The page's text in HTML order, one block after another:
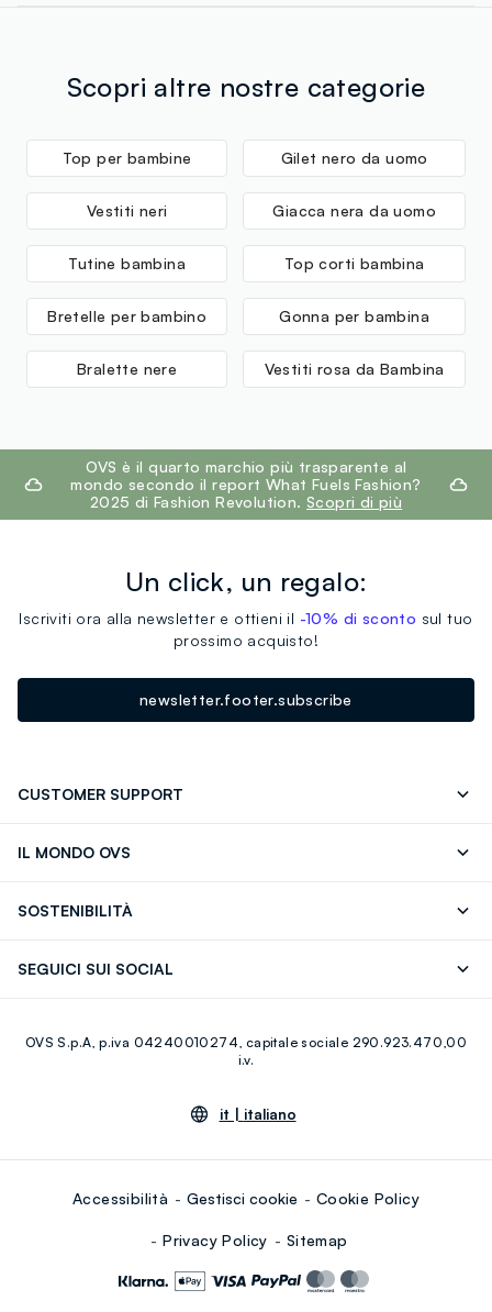
tuoi prodotti in negozio, il servizio è sempre gratuito.
Scopri altre nostre categorie
Top per bambine Gilet nero da uomo
Vestiti neri Giacca nera da uomo
Tutine bambina Top corti bambina
Bretelle per bambino Gonna per bambina
Bralette nere Vestiti rosa da Bambina
footer.ariatitleOVS è il quarto marchio più trasparente al
mondo secondo il report What Fuels Fashion?
2025 di Fashion Revolution. Scopri di più
Un click, un regalo:
Iscriviti ora alla newsletter e ottieni il -10% di sconto sul tuo
prossimo acquisto!
newsletter.footer.subscribe
CUSTOMER SUPPORT
IL MONDO OVS
Giftcard
SOSTENIBILITÀ
SEGUICI SUI SOCIAL
Youtube Linkedin
OVS S.p.A, p.iva 04240010274, capitale sociale 290.923.470,00
i.v.
it | italiano
Accessibilità Gestisci cookie Cookie Policy
Privacy Policy Sitemap